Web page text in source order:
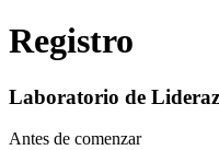
Registro
Laboratorio de
Antes de comenzar